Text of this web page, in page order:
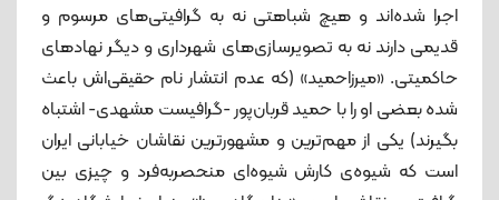
اجرا شده‌اند و هیچ شباهتی نه به گرافیتی‌های مرسوم و
قدیمی دارند نه به تصویرسازی‌های شهرداری و دیگر نهادهای
حاکمیتی. «میرزاحمید» (که عدم انتشار نام حقیقی‌اش باعث
شده بعضی او را با حمید قربان‌پور -گرافیست مشهدی- اشتباه
بگیرند) یکی از مهم‌ترین و مشهورترین نقاشان خیابانی ایران
است که شیوه‌ی کارش شیوه‌ای منحصربه‌فرد و چیزی بین